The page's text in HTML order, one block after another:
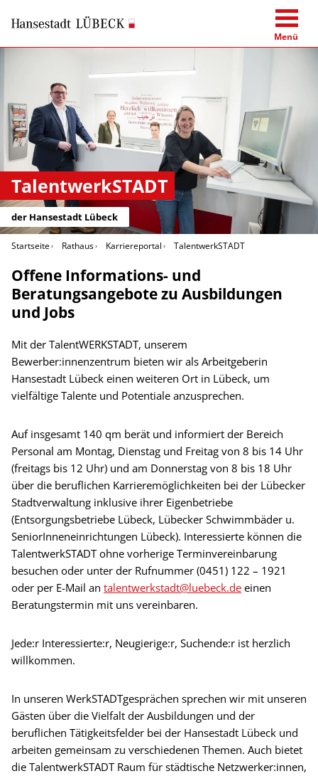
Menü
TalentwerkSTADT
der Hansestadt Lübeck
Startseite Rathaus Karriereportal TalentwerkSTADT
Offene Informations- und
Beratungsangebote zu Ausbildungen
und Jobs
Mit der TalentWERKSTADT, unserem
Bewerber:innenzentrum bieten wir als Arbeitgeberin
Hansestadt Lübeck einen weiteren Ort in Lübeck, um
vielfältige Talente und Potentiale anzusprechen.
Auf insgesamt 140 qm berät und informiert der Bereich
Personal am Montag, Dienstag und Freitag von 8 bis 14 Uhr
(freitags bis 12 Uhr) und am Donnerstag von 8 bis 18 Uhr
über die beruflichen Karrieremöglichkeiten bei der Lübecker
Stadtverwaltung inklusive ihrer Eigenbetriebe
(Entsorgungsbetriebe Lübeck, Lübecker Schwimmbäder u.
SeniorInneneinrichtungen Lübeck). Interessierte können die
TalentwerkSTADT ohne vorherige Terminvereinbarung
besuchen oder unter der Rufnummer (0451) 122 – 1921
oder per E-Mail an talentwerkstadt@luebeck.de einen
Beratungstermin mit uns vereinbaren.
Jede:r Interessierte:r, Neugierige:r, Suchende:r ist herzlich
willkommen.
In unseren WerkSTADTgesprächen sprechen wir mit unseren
Gästen über die Vielfalt der Ausbildungen und der
beruflichen Tätigkeitsfelder bei der Hansestadt Lübeck und
arbeiten gemeinsam zu verschiedenen Themen. Auch bietet
die TalentwerkSTADT Raum für städtische Netzwerker:innen,